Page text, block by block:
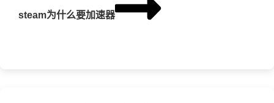
steam为什么要加速器